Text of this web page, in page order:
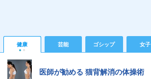
健康 芸能 ゴシップ 女子
医師が勧める 猫背解消の体操術